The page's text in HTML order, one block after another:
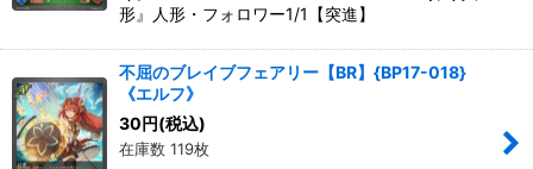
形』人形・フォロワー1/1【突進】
不屈のブレイブフェアリー【BR】{BP17-018}
《エルフ》
30円(税込)
在庫数 119枚